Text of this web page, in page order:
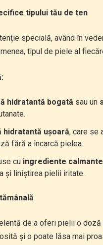
tipului tău de ten
specială, având în
tipul de piele al
hidratantă bogată sau un
hidratantă ușoară, care se
fără a încarcă pielea.
cu ingrediente calmante
și liniștirea pielii iritate.
de a oferi pielii o
și o poate lăsa mai